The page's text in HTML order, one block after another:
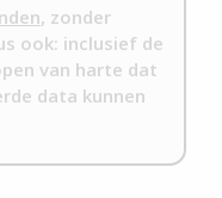
, zonder
ook: inclusief de
van harte dat
data kunnen